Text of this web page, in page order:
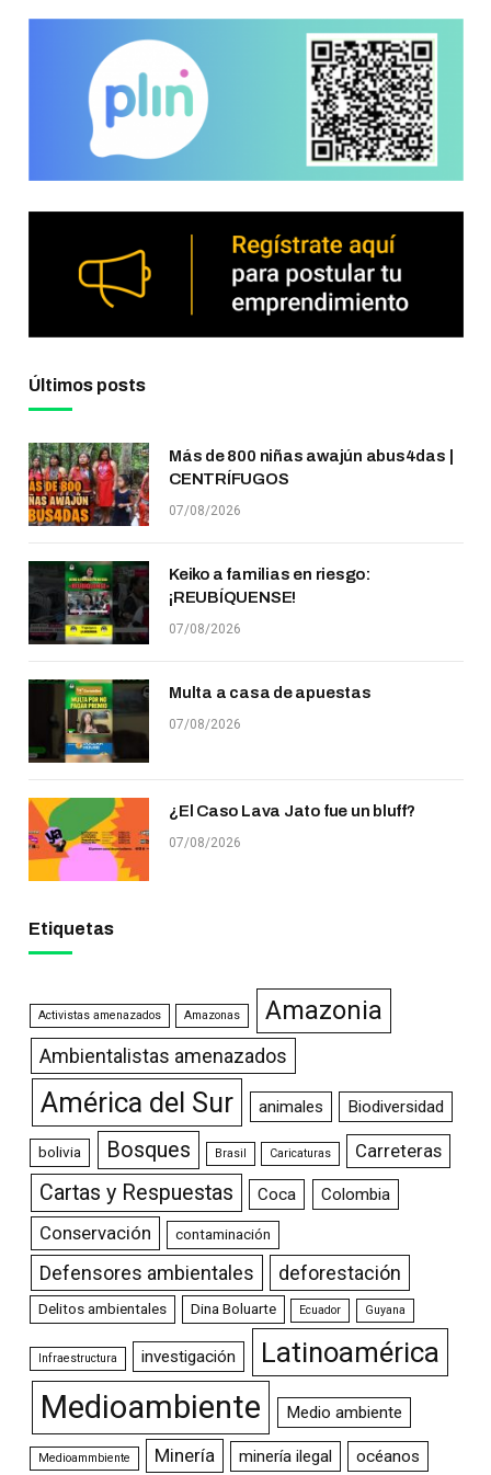
Últimos posts
Más de 800 niñas awajún abus4das |
CENTRÍFUGOS
07/08/2026
Keiko a familias en riesgo:
¡REUBÍQUENSE!
07/08/2026
Multa a casa de apuestas
07/08/2026
¿El Caso Lava Jato fue un bluff?
07/08/2026
Etiquetas
Activistas amenazados Amazonas Amazonia
Ambientalistas amenazados
América del Sur animales Biodiversidad
bolivia Bosques Brasil Caricaturas Carreteras
Cartas y Respuestas Coca Colombia
Conservación contaminación
Defensores ambientales deforestación
Delitos ambientales Dina Boluarte Ecuador Guyana
Infraestructura investigación Latinoamérica
Medioambiente Medio ambiente
Medioammbiente Minería minería ilegal océanos